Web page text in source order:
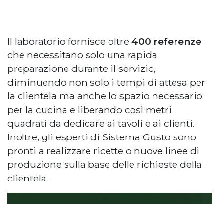
Il laboratorio fornisce oltre 400 referenze
che necessitano solo una rapida
preparazione durante il servizio,
diminuendo non solo i tempi di attesa per
la clientela ma anche lo spazio necessario
per la cucina e liberando così metri
quadrati da dedicare ai tavoli e ai clienti.
Inoltre, gli esperti di Sistema Gusto sono
pronti a realizzare ricette o nuove linee di
produzione sulla base delle richieste della
clientela.